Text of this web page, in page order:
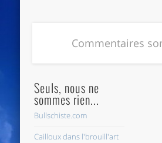
Commentaires
Seuls, nous ne
sommes rien...
Bullschiste.com
Cailloux dans l'brouill'art